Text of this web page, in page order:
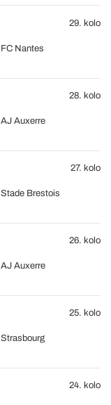
FC Nantes
29. kolo
AJ Auxerre
28. kolo
Stade Brestois
27. kolo
AJ Auxerre
26. kolo
Strasbourg
25. kolo
24. kolo